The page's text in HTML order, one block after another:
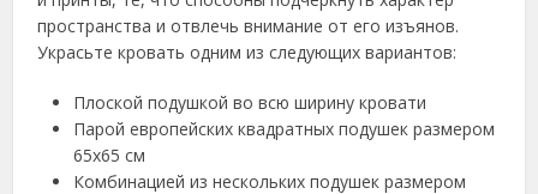
пространства и отвлечь внимание от его изъянов.
Украсьте кровать одним из следующих вариантов:
Плоской подушкой во всю ширину кровати
Парой европейских квадратных подушек размером
65х65 см
Комбинацией из нескольких подушек размером